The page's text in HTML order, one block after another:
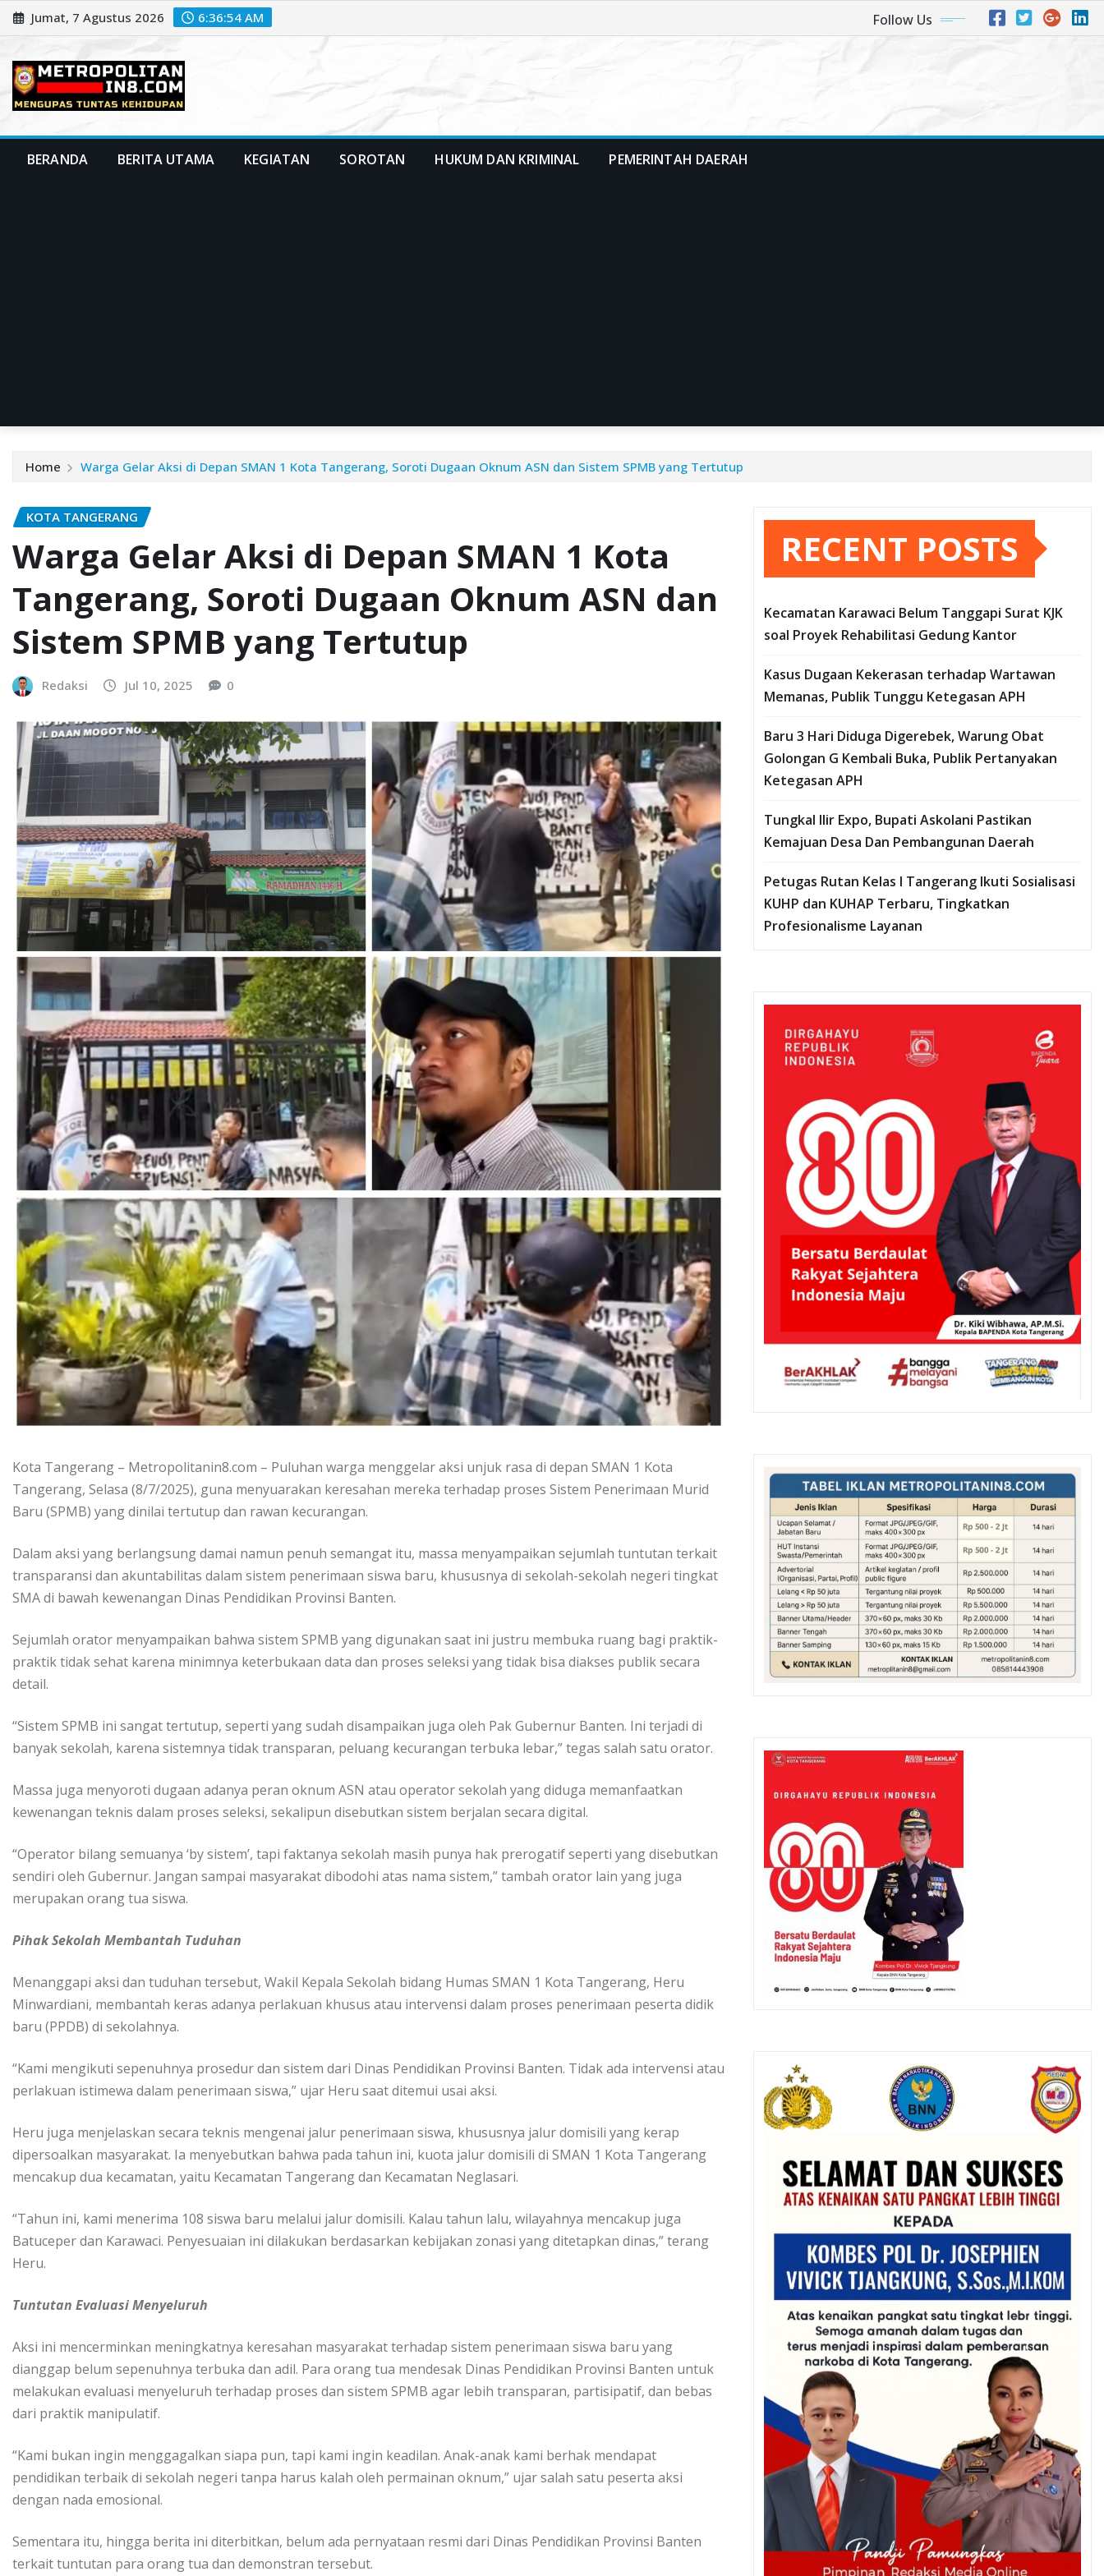
Skip
to
Jumat, 7 Agustus 2026 6:36:56 AM Follow Us
BERANDA BERITA UTAMA KEGIATAN SOROTAN HUKUM DAN KRIMINAL PEMERINTAH DAERAH
Home Warga Gelar Aksi di Depan SMAN 1 Kota Tangerang, Soroti Dugaan Oknum ASN dan Sistem SPMB yang Tertutup
KOTA TANGERANG
Warga Gelar Aksi di Depan SMAN 1 Kota
Tangerang, Soroti Dugaan Oknum ASN dan
Sistem SPMB yang Tertutup
Redaksi Jul 10, 2025 0
Kota Tangerang – Metropolitanin8.com – Puluhan warga menggelar aksi unjuk rasa di depan SMAN 1 Kota
Tangerang, Selasa (8/7/2025), guna menyuarakan keresahan mereka terhadap proses Sistem Penerimaan Murid
Baru (SPMB) yang dinilai tertutup dan rawan kecurangan.
Dalam aksi yang berlangsung damai namun penuh semangat itu, massa menyampaikan sejumlah tuntutan terkait
transparansi dan akuntabilitas dalam sistem penerimaan siswa baru, khususnya di sekolah-sekolah negeri tingkat
SMA di bawah kewenangan Dinas Pendidikan Provinsi Banten.
Sejumlah orator menyampaikan bahwa sistem SPMB yang digunakan saat ini justru membuka ruang bagi praktik-
praktik tidak sehat karena minimnya keterbukaan data dan proses seleksi yang tidak bisa diakses publik secara
detail.
“Sistem SPMB ini sangat tertutup, seperti yang sudah disampaikan juga oleh Pak Gubernur Banten. Ini terjadi di
banyak sekolah, karena sistemnya tidak transparan, peluang kecurangan terbuka lebar,” tegas salah satu orator.
Massa juga menyoroti dugaan adanya peran oknum ASN atau operator sekolah yang diduga memanfaatkan
kewenangan teknis dalam proses seleksi, sekalipun disebutkan sistem berjalan secara digital.
“Operator bilang semuanya ‘by sistem’, tapi faktanya sekolah masih punya hak prerogatif seperti yang disebutkan
sendiri oleh Gubernur. Jangan sampai masyarakat dibodohi atas nama sistem,” tambah orator lain yang juga
merupakan orang tua siswa.
Pihak Sekolah Membantah Tuduhan
Menanggapi aksi dan tuduhan tersebut, Wakil Kepala Sekolah bidang Humas SMAN 1 Kota Tangerang, Heru
Minwardiani, membantah keras adanya perlakuan khusus atau intervensi dalam proses penerimaan peserta didik
baru (PPDB) di sekolahnya.
“Kami mengikuti sepenuhnya prosedur dan sistem dari Dinas Pendidikan Provinsi Banten. Tidak ada intervensi atau
perlakuan istimewa dalam penerimaan siswa,” ujar Heru saat ditemui usai aksi.
Heru juga menjelaskan secara teknis mengenai jalur penerimaan siswa, khususnya jalur domisili yang kerap
dipersoalkan masyarakat. Ia menyebutkan bahwa pada tahun ini, kuota jalur domisili di SMAN 1 Kota Tangerang
mencakup dua kecamatan, yaitu Kecamatan Tangerang dan Kecamatan Neglasari.
“Tahun ini, kami menerima 108 siswa baru melalui jalur domisili. Kalau tahun lalu, wilayahnya mencakup juga
Batuceper dan Karawaci. Penyesuaian ini dilakukan berdasarkan kebijakan zonasi yang ditetapkan dinas,” terang
Heru.
Tuntutan Evaluasi Menyeluruh
Aksi ini mencerminkan meningkatnya keresahan masyarakat terhadap sistem penerimaan siswa baru yang
dianggap belum sepenuhnya terbuka dan adil. Para orang tua mendesak Dinas Pendidikan Provinsi Banten untuk
melakukan evaluasi menyeluruh terhadap proses dan sistem SPMB agar lebih transparan, partisipatif, dan bebas
dari praktik manipulatif.
“Kami bukan ingin menggagalkan siapa pun, tapi kami ingin keadilan. Anak-anak kami berhak mendapat
pendidikan terbaik di sekolah negeri tanpa harus kalah oleh permainan oknum,” ujar salah satu peserta aksi
dengan nada emosional.
Sementara itu, hingga berita ini diterbitkan, belum ada pernyataan resmi dari Dinas Pendidikan Provinsi Banten
terkait tuntutan para orang tua dan demonstran tersebut.
RECENT POSTS
Kecamatan Karawaci Belum Tanggapi Surat KJK
soal Proyek Rehabilitasi Gedung Kantor
Kasus Dugaan Kekerasan terhadap Wartawan
Memanas, Publik Tunggu Ketegasan APH
Baru 3 Hari Diduga Digerebek, Warung Obat
Golongan G Kembali Buka, Publik Pertanyakan
Ketegasan APH
Tungkal Ilir Expo, Bupati Askolani Pastikan
Kemajuan Desa Dan Pembangunan Daerah
Petugas Rutan Kelas I Tangerang Ikuti Sosialisasi
KUHP dan KUHAP Terbaru, Tingkatkan
Profesionalisme Layanan